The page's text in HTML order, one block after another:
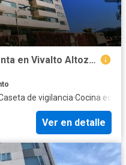
Departamento en renta o venta en Vivalto Altozano
de vigilancia·Cocina
Ver en detalle